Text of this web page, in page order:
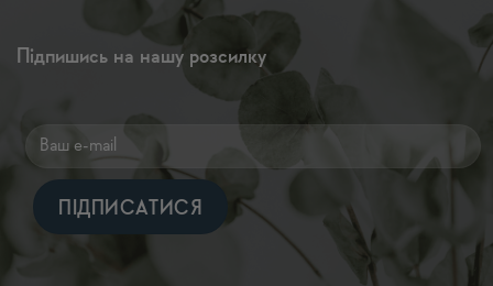
Підпишись на нашу розсилку